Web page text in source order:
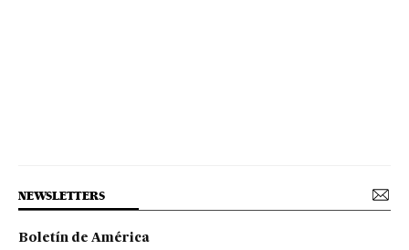
NEWSLETTERS
Boletín de América